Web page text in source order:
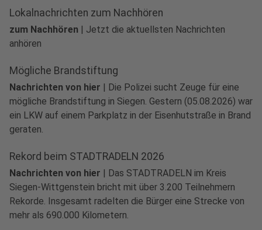
Lokalnachrichten zum Nachhören
zum Nachhören | Jetzt die aktuellsten Nachrichten
anhören
Mögliche Brandstiftung
Nachrichten von hier | Die Polizei sucht Zeuge für eine
mögliche Brandstiftung in Siegen. Gestern (05.08.2026) war
ein LKW auf einem Parkplatz in der Eisenhutstraße in Brand
geraten.
Rekord beim STADTRADELN 2026
Nachrichten von hier | Das STADTRADELN im Kreis
Siegen-Wittgenstein bricht mit über 3.200 Teilnehmern
Rekorde. Insgesamt radelten die Bürger eine Strecke von
mehr als 690.000 Kilometern.